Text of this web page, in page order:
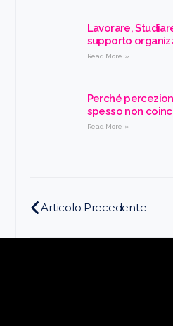
Lavorare,
supporto
Read More »
Perché
spesso non
Read More »
Articolo Precedente